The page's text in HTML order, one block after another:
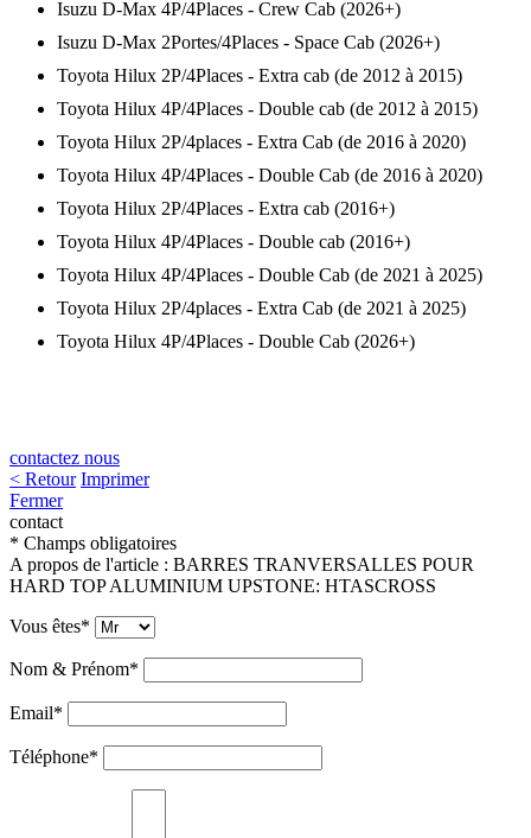
Isuzu D-Max 4P/4Places - Crew Cab (2026+)
Isuzu D-Max 2Portes/4Places - Space Cab (2026+)
Toyota Hilux 2P/4Places - Extra cab (de 2012 à 2015)
Toyota Hilux 4P/4Places - Double cab (de 2012 à 2015)
Toyota Hilux 2P/4places - Extra Cab (de 2016 à 2020)
Toyota Hilux 4P/4Places - Double Cab (de 2016 à 2020)
Toyota Hilux 2P/4Places - Extra cab (2016+)
Toyota Hilux 4P/4Places - Double cab (2016+)
Toyota Hilux 4P/4Places - Double Cab (de 2021 à 2025)
Toyota Hilux 2P/4places - Extra Cab (de 2021 à 2025)
Toyota Hilux 4P/4Places - Double Cab (2026+)
contactez nous
< Retour Imprimer
Fermer
contact
* Champs obligatoires
A propos de l'article : BARRES TRANVERSALLES POUR
HARD TOP ALUMINIUM UPSTONE: HTASCROSS
Vous êtes*
Nom & Prénom*
Email*
Téléphone*